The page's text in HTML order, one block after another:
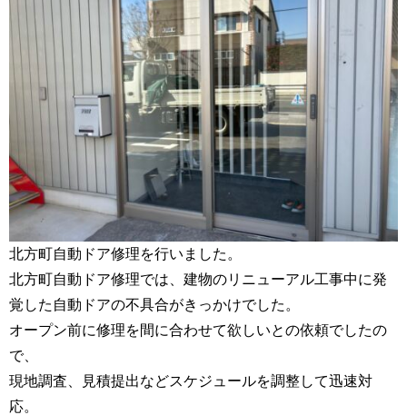
北方町自動ドア修理を行いました。
北方町自動ドア修理では、建物のリニューアル工事中に発
覚した自動ドアの不具合がきっかけでした。
オープン前に修理を間に合わせて欲しいとの依頼でしたの
で、
現地調査、見積提出などスケジュールを調整して迅速対
応。